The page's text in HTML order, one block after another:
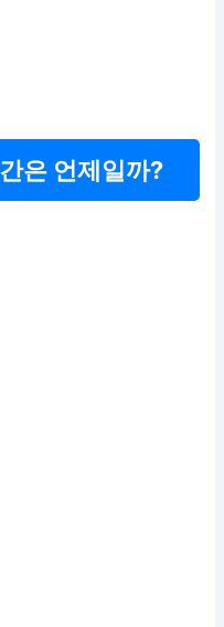
은 언제일까?